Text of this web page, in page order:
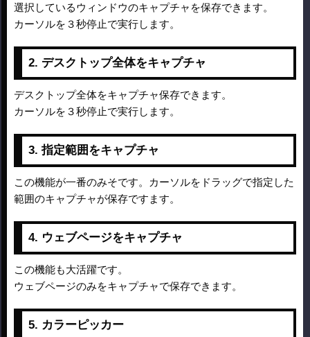
選択しているウィンドウのキャプチャを保存できます。
カーソルを３秒停止で実行します。
2. デスクトップ全体をキャプチャ
デスクトップ全体をキャプチャ保存できます。
カーソルを３秒停止で実行します。
3. 指定範囲をキャプチャ
この機能が一番のみそです。カーソルをドラッグで指定した
範囲のキャプチャが保存ですます。
4. ウェブページをキャプチャ
この機能も大活躍です。
ウェブページのみをキャプチャで保存できます。
5. カラーピッカー